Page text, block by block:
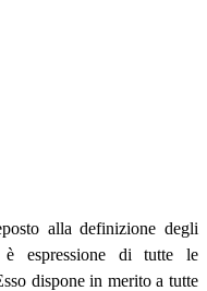
alla definizione degli
è espressione di tutte le
dispone in merito a tutte